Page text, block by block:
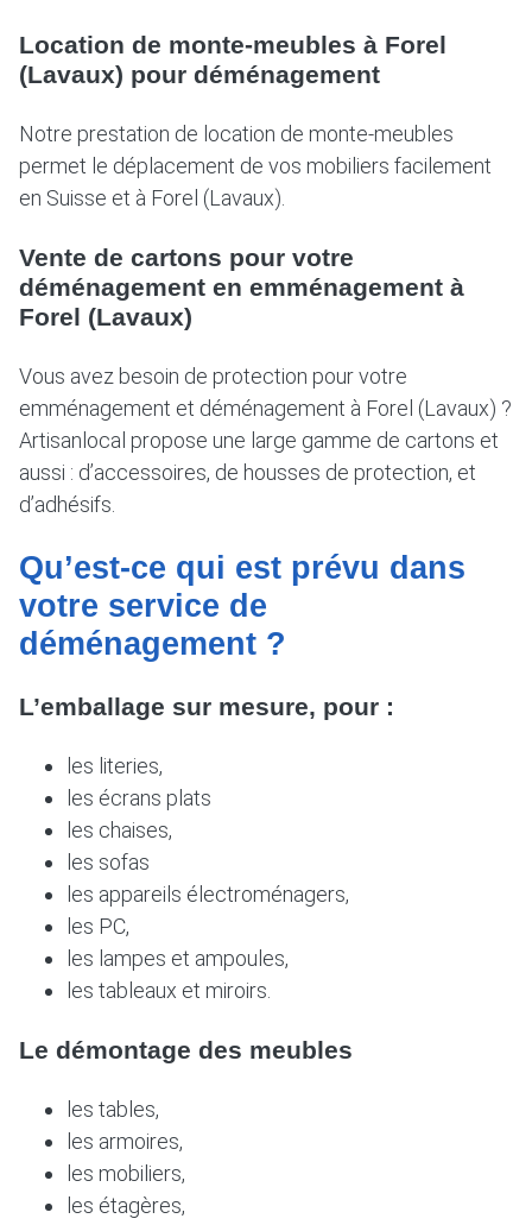
Location de monte-meubles à Forel
(Lavaux) pour déménagement
Notre prestation de location de monte-meubles
permet le déplacement de vos mobiliers facilement
en Suisse et à Forel (Lavaux).
Vente de cartons pour votre
déménagement en emménagement à
Forel (Lavaux)
Vous avez besoin de protection pour votre
emménagement et déménagement à Forel (Lavaux) ?
Artisanlocal propose une large gamme de cartons et
aussi : d’accessoires, de housses de protection, et
d’adhésifs.
Qu’est-ce qui est prévu dans
votre service de
déménagement ?
L’emballage sur mesure, pour :
les literies,
les écrans plats
les chaises,
les sofas
les appareils électroménagers,
les PC,
les lampes et ampoules,
les tableaux et miroirs.
Le démontage des meubles
les tables,
les armoires,
les mobiliers,
les étagères,